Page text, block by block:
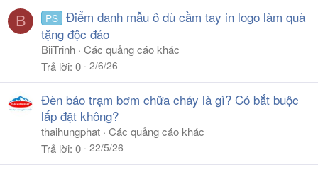
B PS Điểm danh mẫu ô dù cầm tay in logo làm quà
tặng độc đáo
BiiTrinh Các quảng cáo khác
Trả lời 0 2/6/26
Đèn báo trạm bơm chữa cháy là gì? Có bắt buộc
lắp đặt không?
thaihungphat Các quảng cáo khác
Trả lời 0 22/5/26